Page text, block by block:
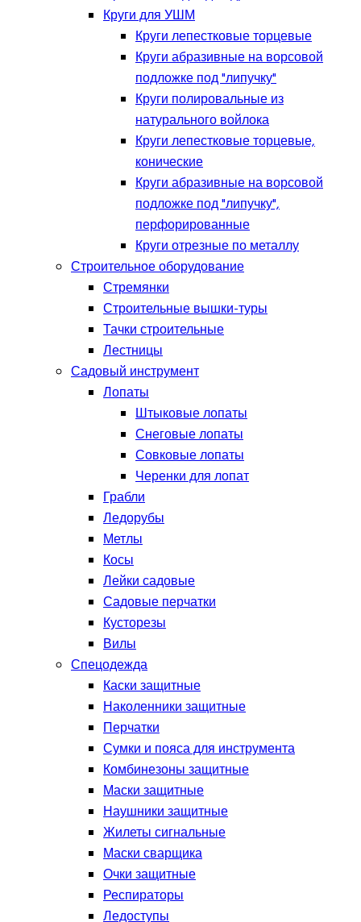
Круги для УШМ
Круги лепестковые торцевые
Круги абразивные на ворсовой
подложке под "липучку"
Круги полировальные из
натурального войлока
Круги лепестковые торцевые,
конические
Круги абразивные на ворсовой
подложке под "липучку",
перфорированные
Круги отрезные по металлу
Строительное оборудование
Стремянки
Строительные вышки-туры
Тачки строительные
Лестницы
Садовый инструмент
Лопаты
Штыковые лопаты
Снеговые лопаты
Совковые лопаты
Черенки для лопат
Грабли
Ледорубы
Метлы
Косы
Лейки садовые
Садовые перчатки
Кусторезы
Вилы
Спецодежда
Каски защитные
Наколенники защитные
Перчатки
Сумки и пояса для инструмента
Комбинезоны защитные
Маски защитные
Наушники защитные
Жилеты сигнальные
Маски сварщика
Очки защитные
Респираторы
Ледоступы